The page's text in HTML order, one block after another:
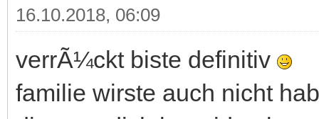
16.10.2018, 06:09
verrÃ¼ckt biste definitiv
familie wirste auch nicht